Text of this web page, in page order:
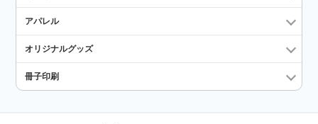
アパレル
オリジナルグッズ
冊子印刷